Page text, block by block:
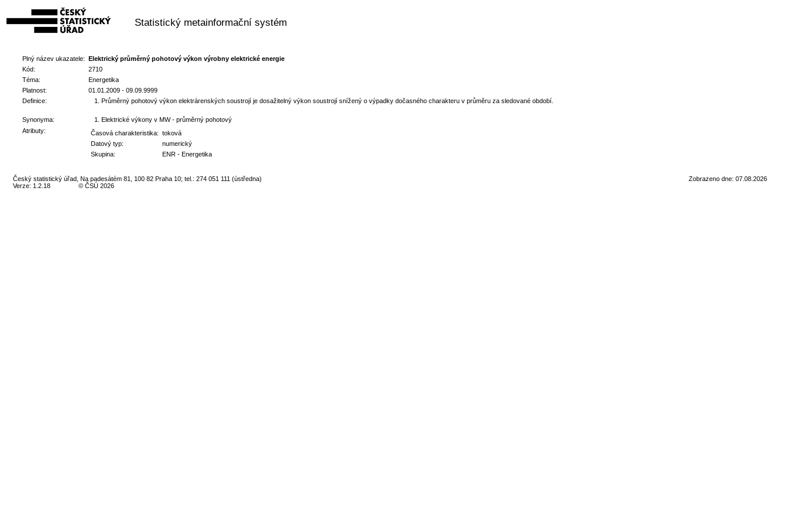
Statistický metainformační systém
Plný název ukazatele: Elektrický průměrný pohotový výkon výrobny elektrické energie
Kód:
2710
Téma:
Energetika
Platnost:
01.01.2009 - 09.09.9999
Definice:
Průměrný pohotový výkon elektrárenských soustrojí je dosažitelný výkon soustrojí snížený o výpadky dočasného charakteru v průměru za sledované období.
Synonyma:
Elektrické výkony v MW - průměrný pohotový
Atributy:
Časová charakteristika: toková
Datový typ:
numerický
Skupina:
ENR - Energetika
Český statistický úřad, Na padesátém 81, 100 82 Praha 10; tel.: 274 051 111 (ústředna)
Verze: 1.2.18
© ČSÚ 2026
Zobrazeno dne: 07.08.2026